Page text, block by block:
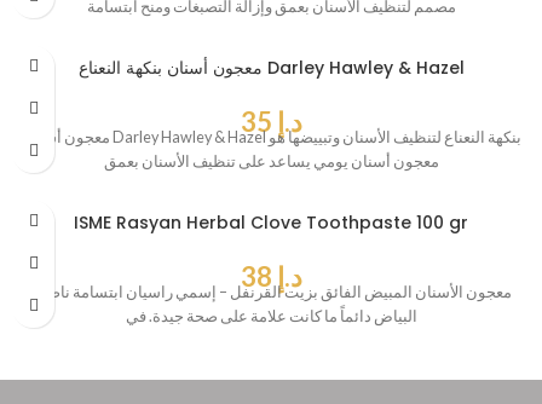
مصمم لتنظيف الأسنان بعمق وإزالة التصبغات ومنح ابتسامة
معجون أسنان بنكهة النعناع Darley Hawley & Hazel
د.إ
معجون أسنان Darley Hawley & Hazel بنكهة النعناع لتنظيف الأسنان وتبييضها هو
معجون أسنان يومي يساعد على تنظيف الأسنان بعمق
ISME Rasyan Herbal Clove Toothpaste 100 gr
د.إ
معجون الأسنان المبيض الفائق بزيت القرنفل – إسمي راسيان ابتسامة ناصعة
البياض دائماً ما كانت علامة على صحة جيدة. في